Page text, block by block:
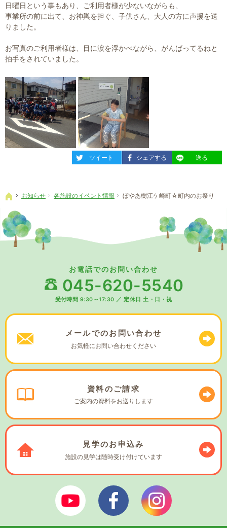
日曜日という事もあり、ご利用者様が少ないながらも、
事業所の前に出て、お神輿を担ぐ、子供さん、大人の方に声援を送
りました。
お写真のご利用者様は、目に涙を浮かべながら、がんばってるねと
拍手をされていました。
entry318ツイート entry318
シェアする entry318
送る
ホーム
お知らせ 各施設のイベント情報 ぼやあ樹江ケ崎町☆町内のお祭り
お電話でのお問い合わせ
045-620-5540
受付時間 9:30～17:30 ／ 定休日 土・日・祝
メールでのお問い合わせ
お気軽にお問い合わせください
資料のご請求
ご案内の資料をお送りします
見学のお申込み
施設の見学は随時受け付けています
ぼやあ樹Youtube シェルパフェイスブック